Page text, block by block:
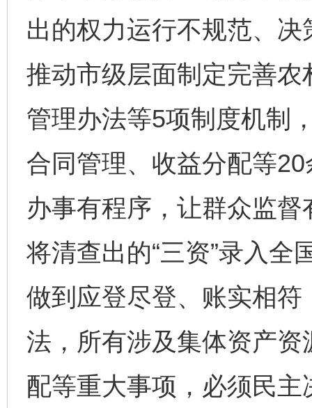
出的权力运行不规范、
推动市级层面制定完善
管理办法等5项制度机制
合同管理、收益分配等
办事有程序，让群众监
将清查出的“三资”录入全
做到应登尽登、账实相符
法，所有涉及集体资产
配等重大事项，必须民主